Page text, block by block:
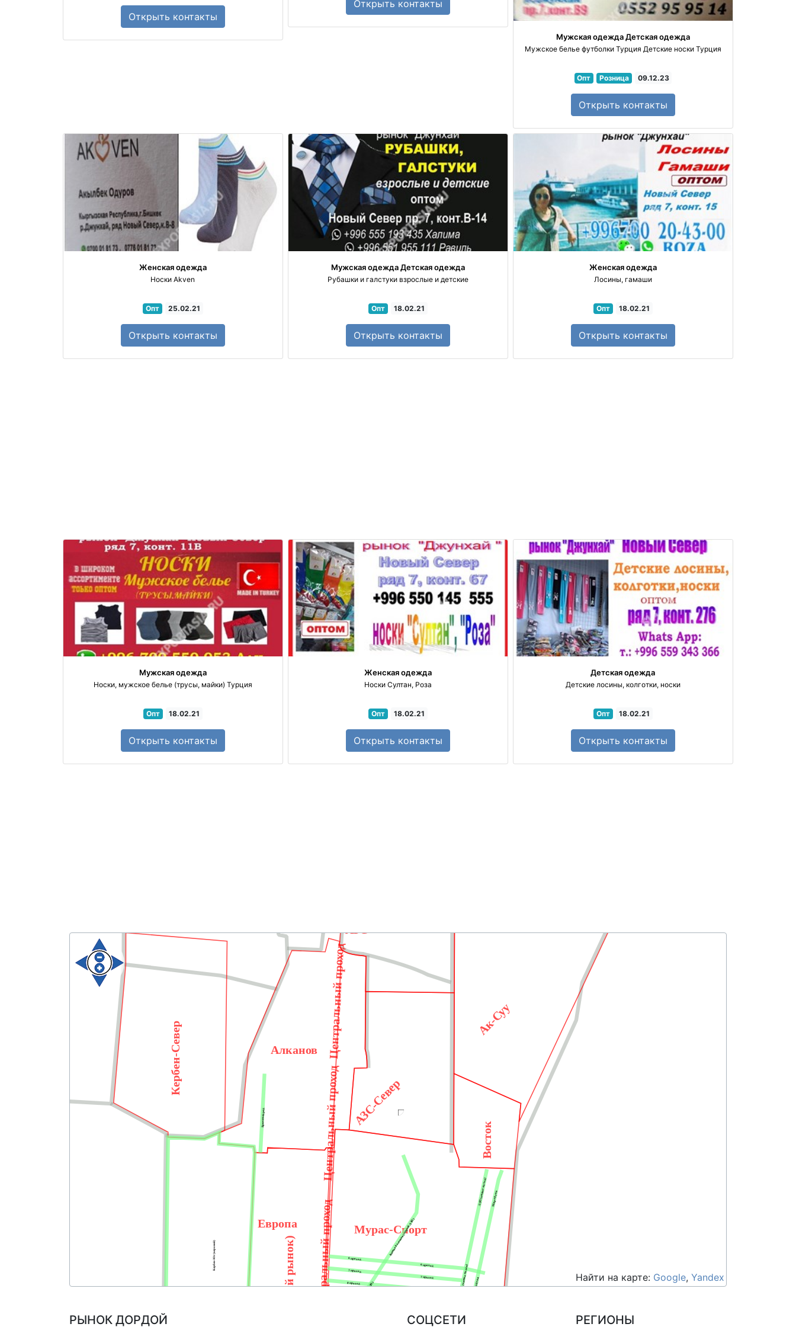
Открыть контакты
Открыть контакты
Мужская одеждаДетская одежда
Мужское белье футболки Турция Детские носки Турция
Опт Розница 09.12.23
Открыть контакты
Женская одежда
Носки Akven
Опт 25.02.21
Открыть контакты
Мужская одеждаДетская одежда
Рубашки и галстуки взрослые и детские
Опт 18.02.21
Открыть контакты
Женская одежда
Лосины, гамаши
Опт 18.02.21
Открыть контакты
Мужская одежда
Носки, мужское белье (трусы, майки) Турция
Опт 18.02.21
Открыть контакты
Женская одежда
Носки Султан, Роза
Опт 18.02.21
Открыть контакты
Детская одежда
Детские лосины, колготки, носки
Опт 18.02.21
Открыть контакты
Объездная дорога
Трасса Алма-Ата - Бишкек
Автозапчасти
АЗС
АЗС-Север
Ак-Суу
Алканов
Восток
Европа
Кербен-Север
Мурас-Спорт
Центральный проход
Центральный проход
Центральный проход
Брючный ряд
Кербен-Юг (верхний)
6 проход
6 проход
7 проход
7 проход
8 проход
Кишка большая (старый ЛЭП)
Кишка большая (старый ЛЭП)
ЛЭП (кишка малая)
ЛЭП (кишка малая)
Мир обуви
Мир обуви
Найти на карте: Google, Yandex
РЫНОК ДОРДОЙ СОЦСЕТИ РЕГИОНЫ